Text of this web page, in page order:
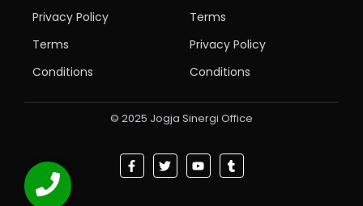
Privacy Policy
Terms
Conditions
Terms
Privacy Policy
Conditions
© 2025 Jogja Sinergi Office